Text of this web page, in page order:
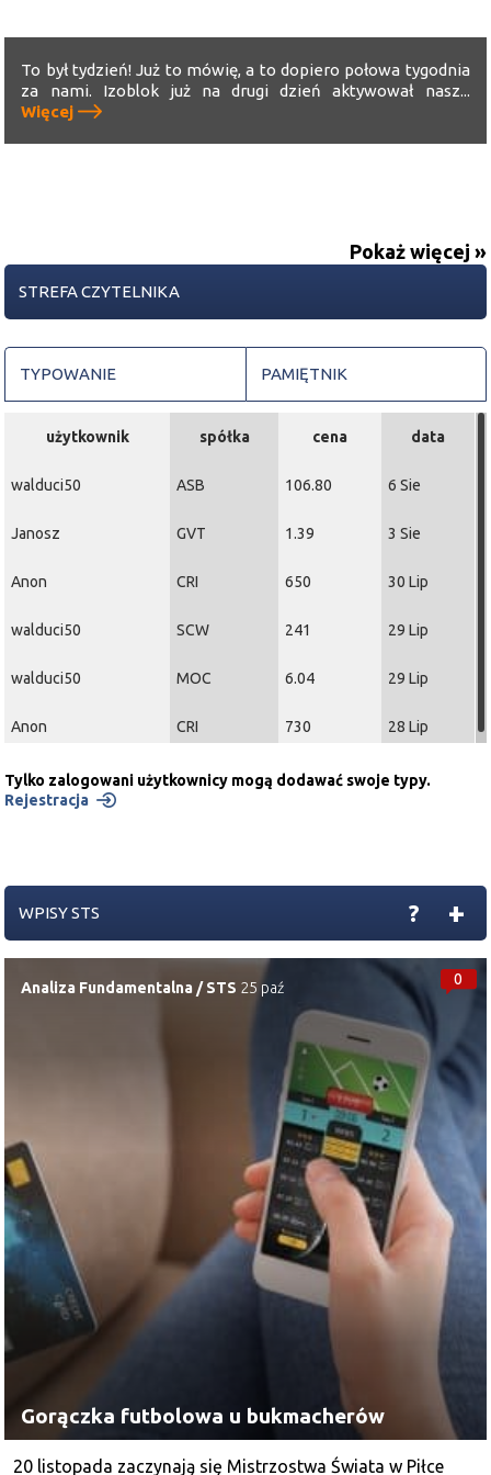
To był tydzień! Już to mówię, a to dopiero połowa tygodnia
za nami. Izoblok już na drugi dzień aktywował nasz...
Więcej
Pokaż więcej »
STREFA CZYTELNIKA
TYPOWANIE PAMIĘTNIK
użytkownik spółka cena data
walduci50 ASB 106.80 6 Sie
Janosz GVT 1.39 3 Sie
Anon CRI 650 30 Lip
walduci50 SCW 241 29 Lip
walduci50 MOC 6.04 29 Lip
Anon CRI 730 28 Lip
Tylko zalogowani użytkownicy mogą dodawać swoje typy.
Rejestracja
WPISY STS +
?
0
Analiza Fundamentalna /STS 25 paź
Gorączka futbolowa u bukmacherów
20 listopada zaczynają się Mistrzostwa Świata w Piłce